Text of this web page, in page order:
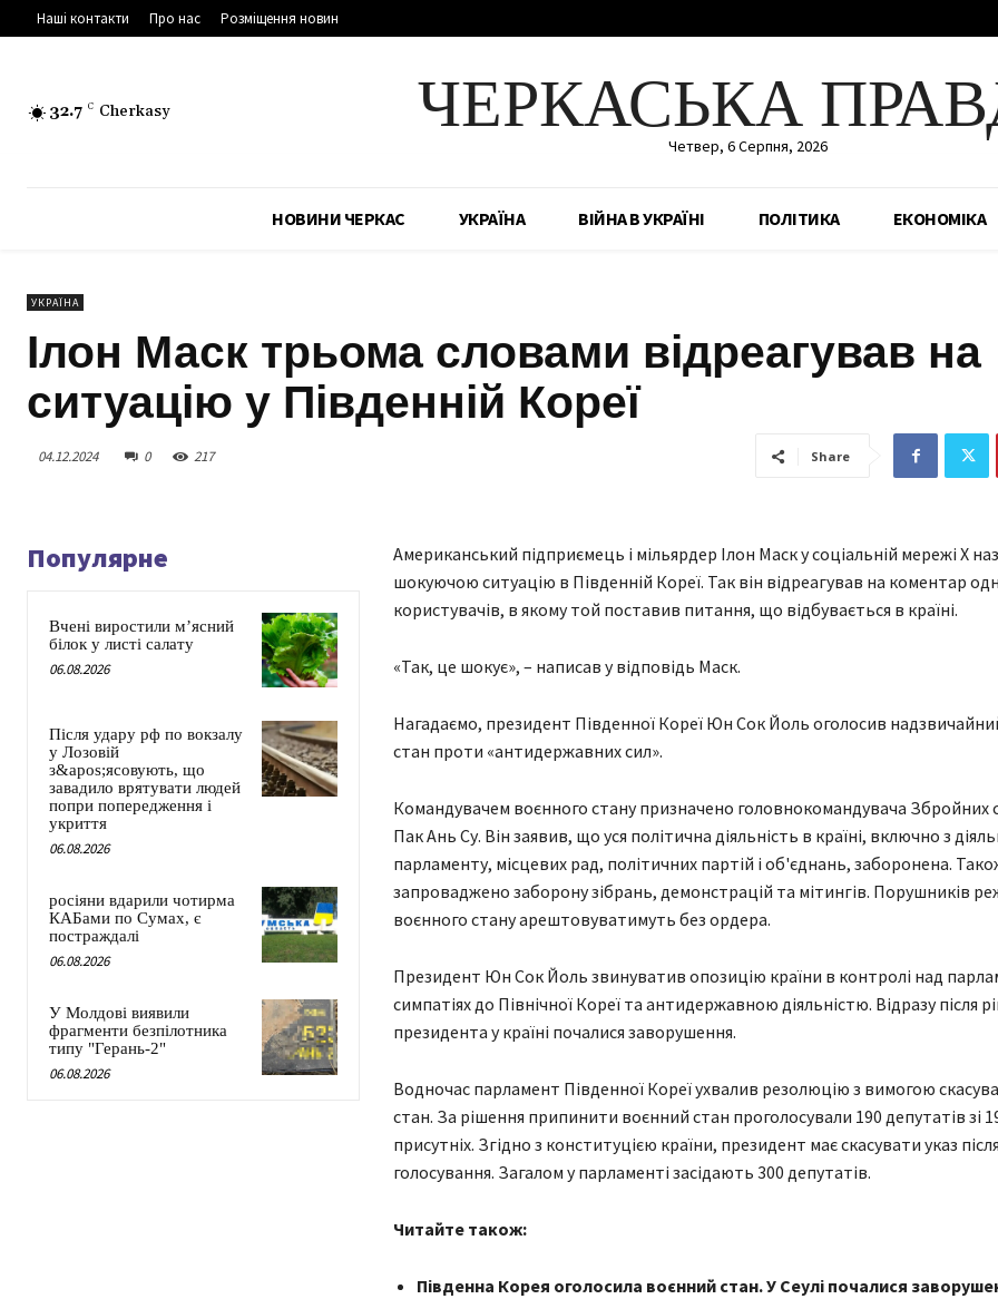
Наші контакти Про нас Розміщення новин
32.7 C Cherkasy ЧЕРКАСЬКА
Четвер, 6 Серпня, 2026
НОВИНИ ЧЕРКАС УКРАЇНА ВІЙНА В УКРАЇНІ ПОЛІТИКА ЕКОНОМІКА
УКРАЇНА
Ілон Маск трьома словами відреагував на
ситуацію у Південній Кореї
04.12.2024 0 217 Share
Популярне
Вчені виростили м’ясний
білок у листі салату
06.08.2026
Після удару рф по вокзалу
у Лозовій
з&apos;ясовують, що
завадило врятувати людей
попри попередження і
укриття
06.08.2026
росіяни вдарили чотирма
КАБами по Сумах, є
постраждалі
06.08.2026
У Молдові виявили
фрагменти безпілотника
типу "Герань-2"
06.08.2026
Американський підприємець і мільярдер Ілон Маск у соціальній мережі X
шокуючою ситуацію в Південній Кореї. Так він відреагував на коментар
користувачів, в якому той поставив питання, що відбувається в країні.
«Так, це шокує», – написав у відповідь Маск.
Нагадаємо, президент Південної Кореї Юн Сок Йоль оголосив
стан проти «антидержавних сил».
Командувачем воєнного стану призначено головнокомандувача Збройних
Пак Ань Су. Він заявив, що уся політична діяльність в країні, включно з
парламенту, місцевих рад, політичних партій і об'єднань, заборонена.
запроваджено заборону зібрань, демонстрацій та мітингів. Порушників
воєнного стану арештовуватимуть без ордера.
Президент Юн Сок Йоль звинуватив опозицію країни в контролі над
симпатіях до Північної Кореї та антидержавною діяльністю. Відразу після
президента у країні почалися заворушення.
Водночас парламент Південної Кореї ухвалив резолюцію з вимогою
стан. За рішення припинити воєнний стан проголосували 190 депутатів зі
присутніх. Згідно з конституцією країни, президент має скасувати указ після
голосування. Загалом у парламенті засідають 300 депутатів.
Читайте також:
Південна Корея оголосила воєнний стан. У Сеулі почалися